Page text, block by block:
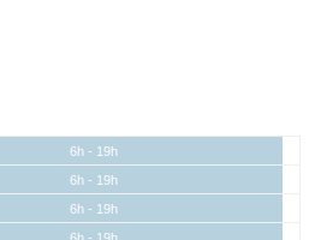
6h - 19h
6h - 19h
6h - 19h